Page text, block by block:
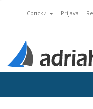
Српски Prijava